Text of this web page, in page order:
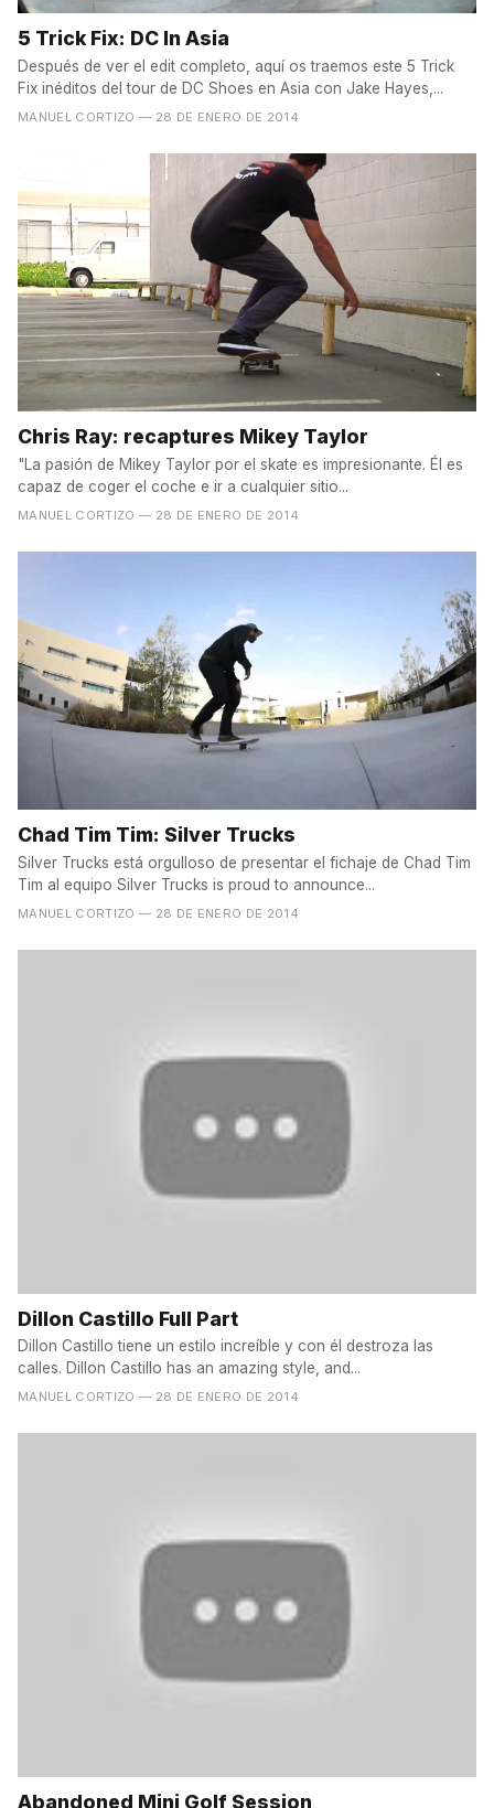
5 Trick Fix: DC In Asia
Después de ver el edit completo, aquí os traemos este 5 Trick
Fix inéditos del tour de DC Shoes en Asia con Jake Hayes,...
MANUEL CORTIZO — 28 DE ENERO DE 2014
Chris Ray: recaptures Mikey Taylor
"La pasión de Mikey Taylor por el skate es impresionante. Él es
capaz de coger el coche e ir a cualquier sitio...
MANUEL CORTIZO — 28 DE ENERO DE 2014
Chad Tim Tim: Silver Trucks
Silver Trucks está orgulloso de presentar el fichaje de Chad Tim
Tim al equipo Silver Trucks is proud to announce...
MANUEL CORTIZO — 28 DE ENERO DE 2014
Dillon Castillo Full Part
Dillon Castillo tiene un estilo increíble y con él destroza las
calles. Dillon Castillo has an amazing style, and...
MANUEL CORTIZO — 28 DE ENERO DE 2014
Abandoned Mini Golf Session